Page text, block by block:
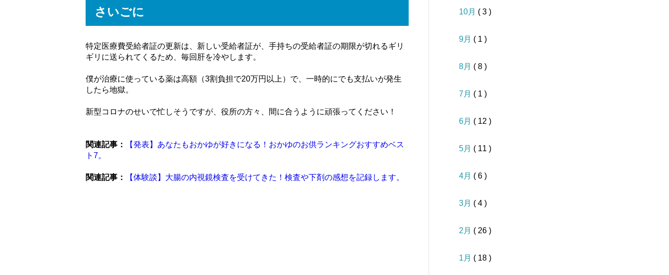
さいごに
特定医療費受給者証の更新は、新しい受給者証が、手持ちの受給者証の期限が切れるギリ
ギリに送られてくるため、毎回肝を冷やします。
僕が治療に使っている薬は高額（3割負担で20万円以上）で、一時的にでも支払いが発生
したら地獄。
新型コロナのせいで忙しそうですが、役所の方々、間に合うように頑張ってください！
関連記事：
【発表】あなたもおかゆが好きになる！おかゆのお供ランキングおすすめベス
ト7。
関連記事： 【体験談】大腸の内視鏡検査を受けてきた！検査や下剤の感想を記録します。
10月 ( 3 )
9月 ( 1 )
8月 ( 8 )
7月 ( 1 )
6月 ( 12 )
5月 ( 11 )
4月 ( 6 )
3月 ( 4 )
2月 ( 26 )
1月 ( 18 )